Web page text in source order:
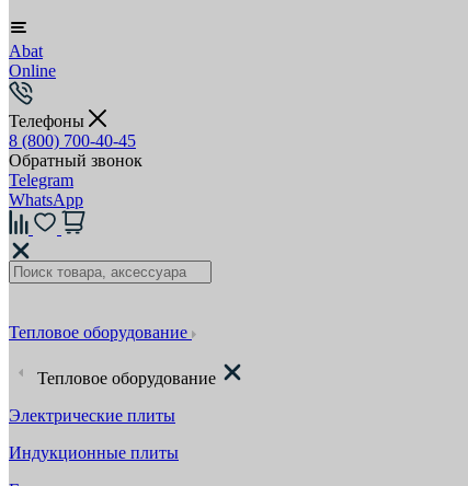
Abat
Online
Телефоны
8 (800) 700-40-45
Обратный звонок
Telegram
WhatsApp
Тепловое оборудование
Тепловое оборудование
Электрические плиты
Индукционные плиты